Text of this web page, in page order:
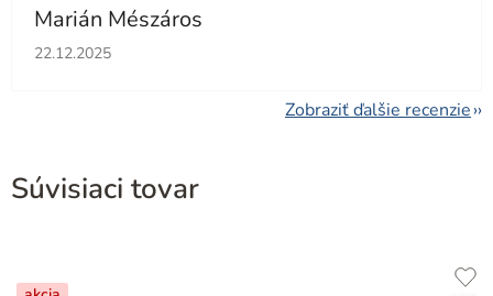
Marián Mészáros
Hodnotenie obchodu je 5 z 5 hviezdičiek.
22.12.2025
Zobraziť ďalšie recenzie
Súvisiaci tovar